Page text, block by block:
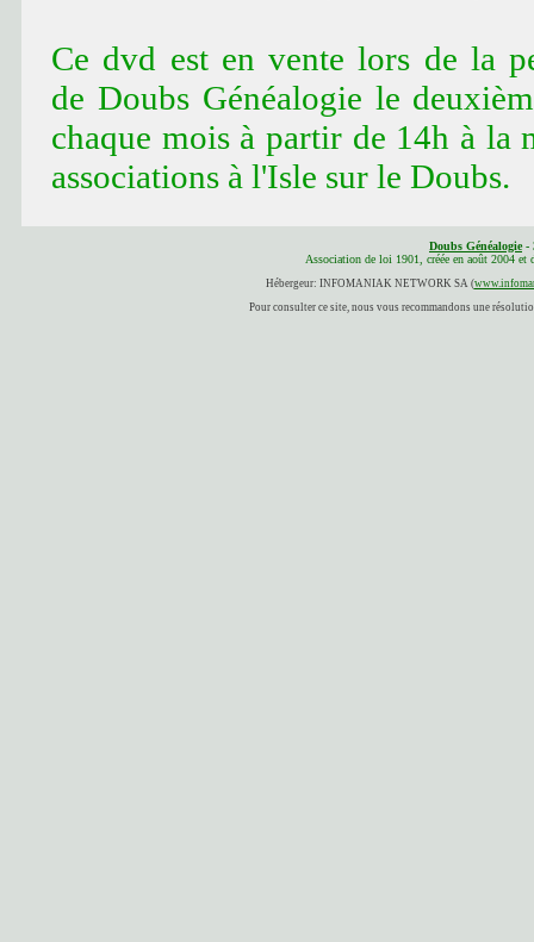
Ce dvd est en vente lors de la
de Doubs Généalogie le
chaque mois à partir de 14h à la
associations à l'Isle sur le Doubs.
Doubs Généalogie-
Association de loi 1901, créée en août 2004 et
Hébergeur: INFOMANIAK NETWORK SA (
Pour consulter ce site, nous vous recommandons une